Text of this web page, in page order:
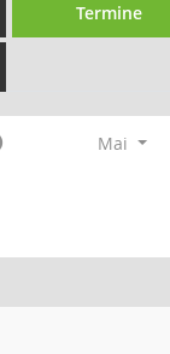
Termine
Mai